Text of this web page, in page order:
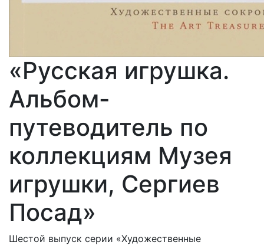
«Русская игрушка.
Альбом-
путеводитель по
коллекциям Музея
игрушки, Сергиев
Посад»
Шестой выпуск серии «Художественные